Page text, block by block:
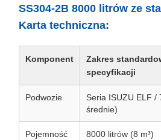
SS304-2B 8000 litrów ze
Karta techniczna:
Komponent
Zakres
specyfikacji
Podwozie
Seria ISUZU ELF /
średnie)
Pojemność
8000 litrów (8 m³)